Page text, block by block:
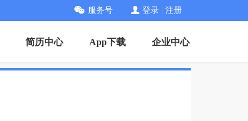
服务号 登录 注册
简历中心 App下载 企业中心